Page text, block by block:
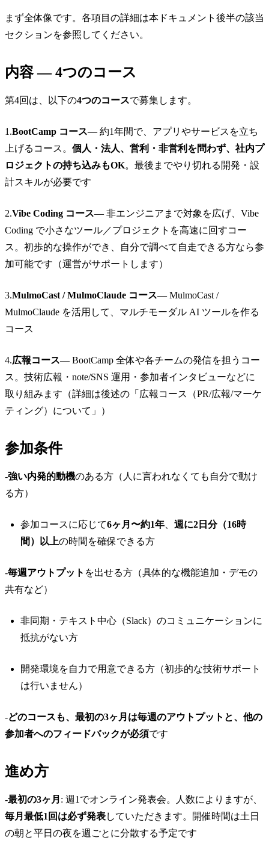
まず全体像です。各項目の詳細は本ドキュメント後半の該当
セクションを参照してください。
内容 — 4つのコース
第4回は、以下の4つのコースで募集します。
1.BootCamp コース— 約1年間で、アプリやサービスを立ち
上げるコース。 個人・法人、営利・非営利を問わず、社内プ
ロジェクトの持ち込みもOK。最後までやり切れる開発・設
計スキルが必要です
2.Vibe Coding コース— 非エンジニアまで対象を広げ、Vibe
Coding で小さなツール／プロジェクトを高速に回すコー
ス。初歩的な操作ができ、自分で調べて自走できる方なら参
加可能です（運営がサポートします）
3.MulmoCast / MulmoClaude コース— MulmoCast /
MulmoClaude を活用して、マルチモーダル AI ツールを作る
コース
4.広報コース— BootCamp 全体や各チームの発信を担うコー
ス。技術広報・note/SNS 運用・参加者インタビューなどに
取り組みます（詳細は後述の「広報コース（PR/広報/マーケ
ティング）について」）
参加条件
-強い内発的動機のある方（人に言われなくても自分で動け
る方）
参加コースに応じて6ヶ月〜約1年
週に2日分（16時
間）以上の時間を確保できる方
-毎週アウトプット を出せる方（具体的な機能追加・デモの
共有など）
非同期・テキスト中心（Slack）のコミュニケーションに
抵抗がない方
開発環境を自力で用意できる方（初歩的な技術サポート
は行いません）
-どのコースも、最初の3ヶ月は毎週のアウトプットと、他の
参加者へのフィードバックが必須です
進め方
-最初の3ヶ月 : 週1でオンライン発表会。人数によりますが、
毎月最低1回は必ず発表していただきます。開催時間は土日
の朝と平日の夜を週ごとに分散する予定です